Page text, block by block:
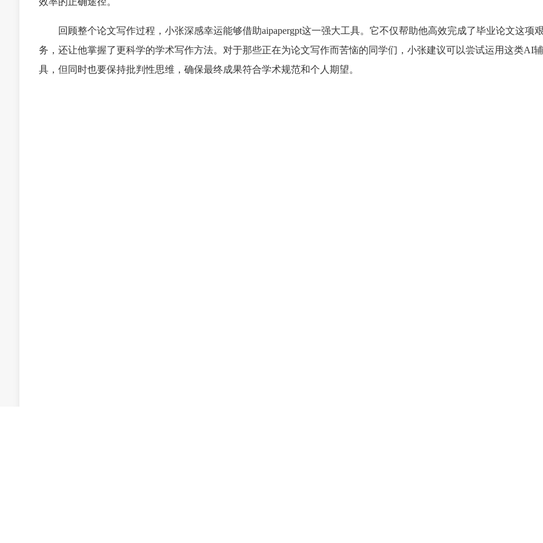
回顾整个论文写作过程，小张深感幸运能够借助aipapergpt这一强大工具。它不仅帮助他高效完成了毕业论文这项
务，还让他掌握了更科学的学术写作方法。对于那些正在为论文写作而苦恼的同学们，小张建议可以尝试运用这类AI
具，但同时也要保持批判性思维，确保最终成果符合学术规范和个人期望。